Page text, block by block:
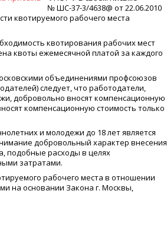
№ ШС-37-3/4638@ от 22.06.2010
квотируемого рабочего места
квотирования рабочих мест
квоты ежемесячной платой за каждого
объединениями профсоюзов
следует, что работодатели,
добровольно вносят компенсационную
компенсационную стоимость только
и молодежи до 18 лет является
добровольный характер внесения
подобные расходы в целях
затратами.
рабочего места в отношении
на основании Закона г. Москвы,